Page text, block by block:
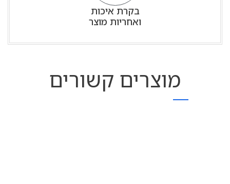
בקרת איכות
ואחריות מוצר
מוצרים קשורים